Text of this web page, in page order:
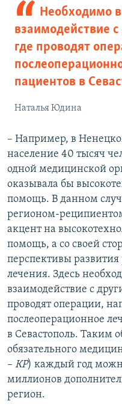
Необходимо
взаимодействие
где проводят
пациентов в
Наталья Юдина
– Например, в
население 40 тысяч
одной медицинской
оказывала бы
помощь. В данном
регионом-
акцент на
помощь, а со своей
перспективы
лечения. Здесь
взаимодействие с
проводят операции,
послеоперационное
в Севастополь. Таким
обязательного
– КР) каждый год
миллионов
регион.